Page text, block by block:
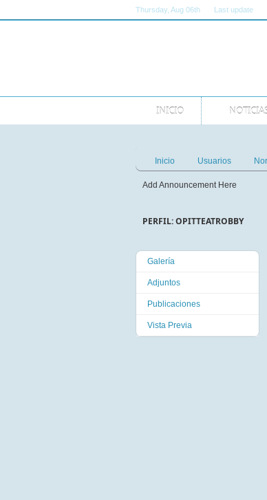
Thursday , Aug 06th Last update
INICIO
Inicio Usuarios
Add Announcement Here
PERFIL: OPITTEATROBBY
Galería
Adjuntos
Publicaciones
Vista Previa